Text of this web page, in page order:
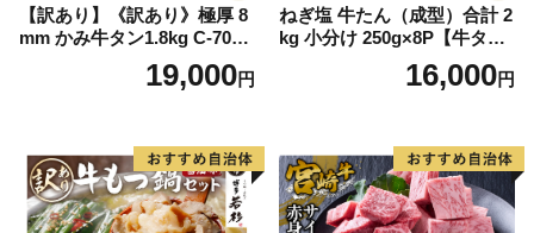
【訳あり】《訳あり》極厚 8
mm かみ牛タン1.8kg C-709-
19,000円
ねぎ塩 牛たん（成型）合計 2
kg 小分け 250g×8P【牛タン
牛肉 焼肉用 薄切り 訳あり サ
16,000円